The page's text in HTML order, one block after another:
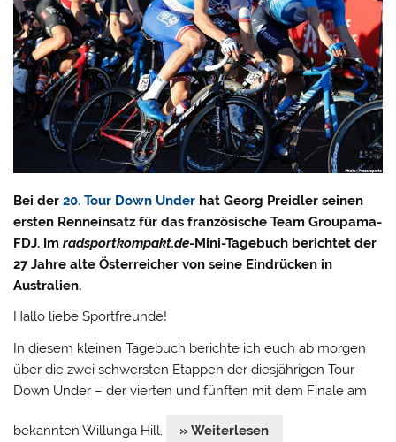
Bei der20. Tour Down Under hat Georg Preidler seinen
ersten Renneinsatz für das französische Team Groupama-
FDJ. Imradsportkompakt.de-Mini-Tagebuch berichtet der
27 Jahre alte Österreicher von seine Eindrücken in
Australien.
Hallo liebe Sportfreunde!
In diesem kleinen Tagebuch berichte ich euch ab morgen
über die zwei schwersten Etappen der diesjährigen Tour
Down Under – der vierten und fünften mit dem Finale am
bekannten Willunga Hill. » Weiterlesen